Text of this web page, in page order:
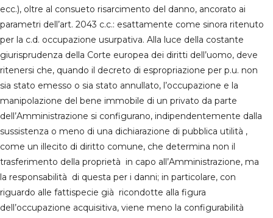
ecc.), oltre al consueto risarcimento del danno, ancorato ai
parametri dell’art. 2043 c.c.: esattamente come sinora ritenuto
per la c.d. occupazione usurpativa. Alla luce della costante
giurisprudenza della Corte europea dei diritti dell’uomo, deve
ritenersi che, quando il decreto di espropriazione per p.u. non
sia stato emesso o sia stato annullato, l’occupazione e la
manipolazione del bene immobile di un privato da parte
dell’Amministrazione si configurano, indipendentemente dalla
sussistenza o meno di una dichiarazione di pubblica utilità ,
come un illecito di diritto comune, che determina non il
trasferimento della proprietà in capo all’Amministrazione, ma
la responsabilità di questa per i danni; in particolare, con
riguardo alle fattispecie già ricondotte alla figura
dell’occupazione acquisitiva, viene meno la configurabilità